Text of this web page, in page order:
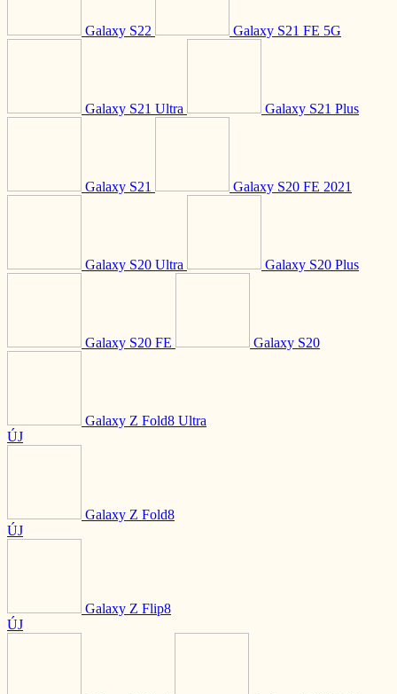
Galaxy S22 Galaxy S21 FE 5G
Galaxy S21 Ultra Galaxy S21 Plus
Galaxy S21 Galaxy S20 FE 2021
Galaxy S20 Ultra Galaxy S20 Plus
Galaxy S20 FE Galaxy S20
Galaxy Z Fold8 Ultra
ÚJ
Galaxy Z Fold8
ÚJ
Galaxy Z Flip8
ÚJ